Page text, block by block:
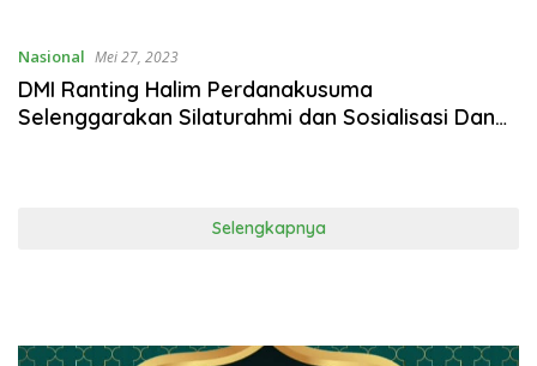
Nasional Mei 27, 2023
DMI Ranting Halim Perdanakusuma
Selenggarakan Silaturahmi dan Sosialisasi Dana
Selengkapnya